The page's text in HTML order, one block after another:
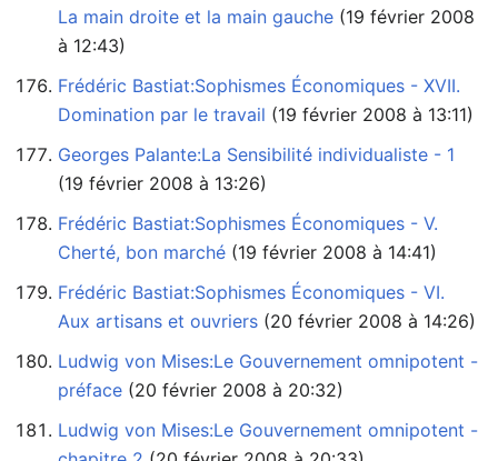
La main droite et la main gauche
à 12:43)
Frédéric Bastiat:Sophismes Économiques - XVII.
Domination par le travail ‏‎ (19 février 2008 à 13:11)
Georges Palante:La Sensibilité individualiste - 1
(19 février 2008 à 13:26)
Frédéric Bastiat:Sophismes Économiques - V.
Cherté, bon marché ‏‎ (19 février 2008 à 14:41)
Frédéric Bastiat:Sophismes Économiques - VI.
Aux artisans et ouvriers ‏‎ (20 février 2008 à 14:26)
Ludwig von Mises:Le Gouvernement omnipotent -
préface ‏‎ (20 février 2008 à 20:32)
Ludwig von Mises:Le Gouvernement omnipotent -